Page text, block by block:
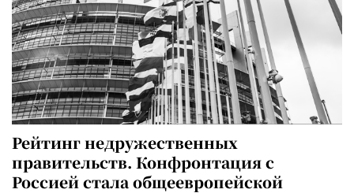
Рейтинг недружественных
правительств. Конфронтация с
Россией стала общеевропейской